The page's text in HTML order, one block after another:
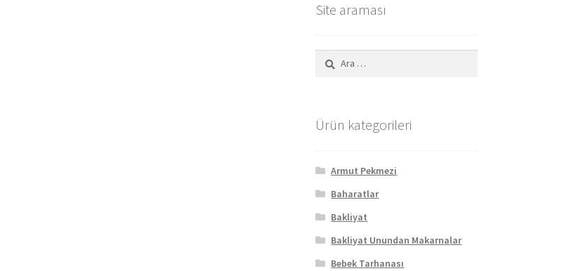
Site araması
Arama:
Ürün kategorileri
Armut Pekmezi
Baharatlar
Bakliyat
Bakliyat Unundan Makarnalar
Bebek Tarhanası